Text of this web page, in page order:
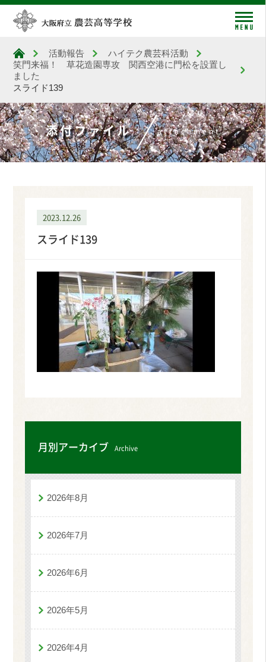
大阪府立農芸高等学校
活動報告
ハイテク農芸科活動
笑門来福！ 草花造園専攻 関西空港に門松を設置し
ました
スライド139
添付ファイル attachment
2023.12.26
スライド139
月別アーカイブ Archive
2026年8月
2026年7月
2026年6月
2026年5月
2026年4月